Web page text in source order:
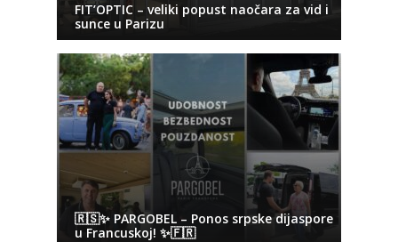
FIT’OPTIC – veliki popust naočara za vid i
sunce u Parizu
🇷🇸✨ PARGOBEL – Ponos srpske dijaspore
u Francuskoj! ✨🇫🇷